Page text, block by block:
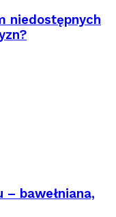
niedostępnych
– bawełniana,